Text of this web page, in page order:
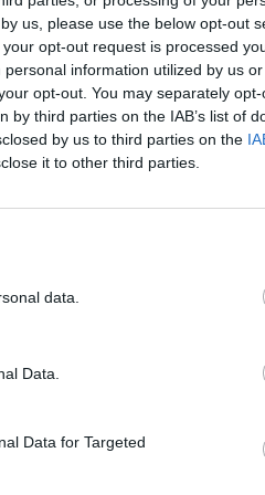
us, please use the below opt-out
opt-out request is processed
information utilized by us
opt-out. You may separately
third parties on the IAB’s list of
by us to third parties on the
it to other third parties.
data.
Data.
Data for Targeted
Σπάρτης
της Αρχής
Υ-54/2025
για την
αποκτούν την
την αξιοπιστία
μέσα από
φακέλου για
γεγονός που